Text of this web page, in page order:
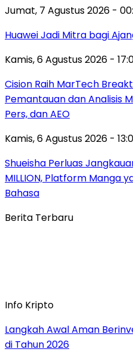
Jumat, 7 Agustus 2026 -
Huawei Jadi Mitra bagi
Kamis, 6 Agustus 2026 -
Cision Raih MarTech
Pemantauan dan Analisis
Pers, dan AEO
Kamis, 6 Agustus 2026 -
Shueisha Perluas
MILLION, Platform Manga
Bahasa
Berita Terbaru
Info Kripto
Langkah Awal Aman
di Tahun 2026